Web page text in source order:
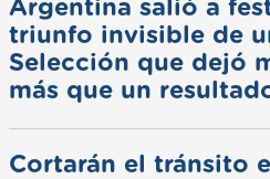
Argentina salió a
triunfo invisible de
Selección que dejó
más que un
Cortarán el tránsito